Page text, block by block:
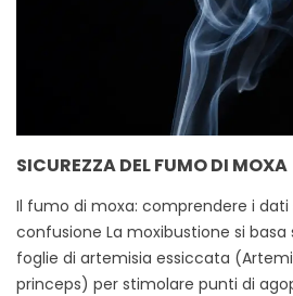
SICUREZZA DEL FUMO DI MOXA
Il fumo di moxa: comprendere i
confusione La moxibustione si
foglie di artemisia essiccata
princeps) per stimolare punti di